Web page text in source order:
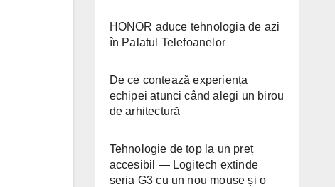
HONOR aduce tehnologia de azi
în Palatul Telefoanelor
De ce contează experiența
echipei atunci când alegi un birou
de arhitectură
Tehnologie de top la un preț
accesibil — Logitech extinde
seria G3 cu un nou mouse și o